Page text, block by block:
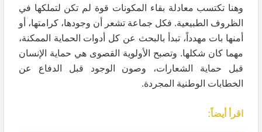
وهنا تكتسب معادلة بقاء المكونات قوة لم تكن لتملكها في
الظروف الطبيعية. فكل جماعة تشعر أن وجودها، كرامتها، أو
أمنها بات مهدداً، تبدأ بالبحث عن كل أدوات الحماية الممكنة،
مهما كان شكلها. وتصبح الأولوية القصوى هي حماية الإنسان
قبل حماية الشعارات، وصون الوجود قبل الدفاع عن
الخطابات الوطنية المجردة.
اقرأ أيضاً: